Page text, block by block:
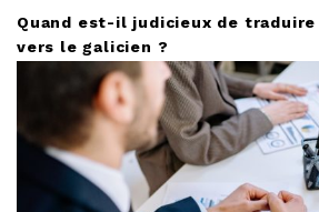
Quand est-il judicieux de traduire
vers le galicien ?